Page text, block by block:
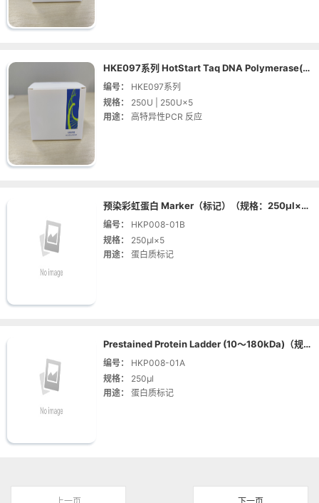
HKE097系列 HotStart Taq DNA Polymerase(B)（热启动Taq DNA聚合酶）
编号：
HKE097系列
规格：
250U | 250U×5
用途：
高特异性PCR 反应
预染彩虹蛋白 Marker（标记）（规格：250μl×5 | 货号：HKP008-01B）
编号：
HKP008-01B
规格：
250μl×5
用途：
蛋白质标记
Prestained Protein Ladder (10～180kDa)（规格：250μl | 货号：HKP008-01A）
编号：
HKP008-01A
规格：
250μl
用途：
蛋白质标记